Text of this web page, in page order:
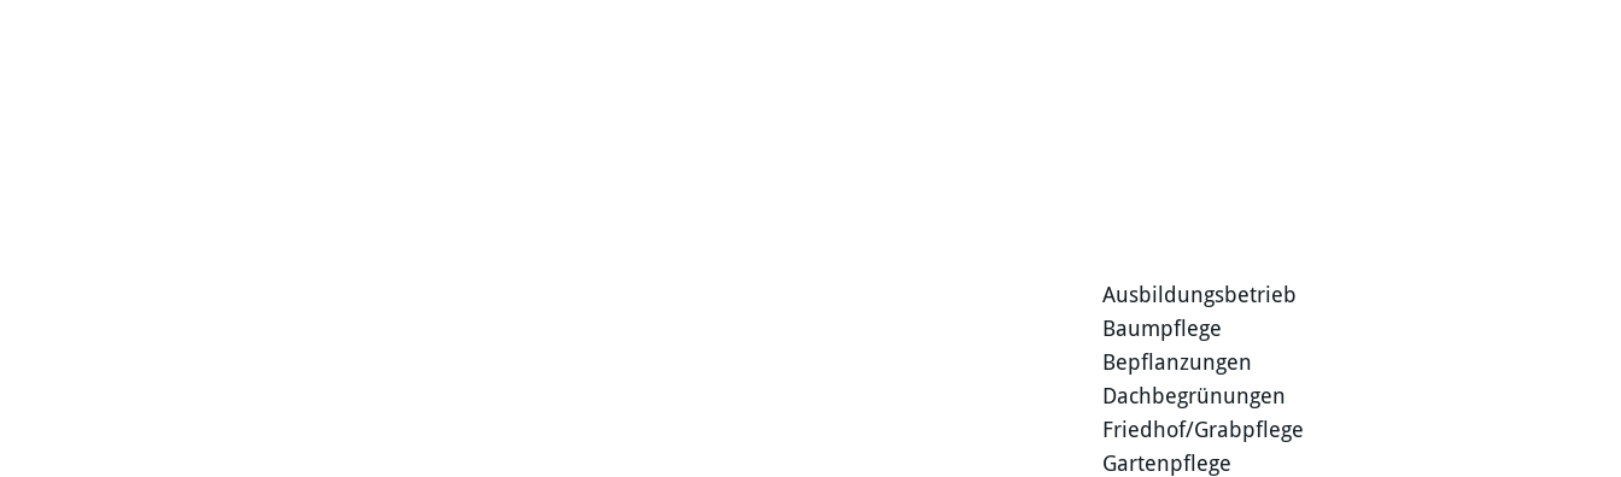
Ausbildungsbetrieb
Baumpflege
Bepflanzungen
Dachbegrünungen
Friedhof/Grabpflege
Gartenpflege